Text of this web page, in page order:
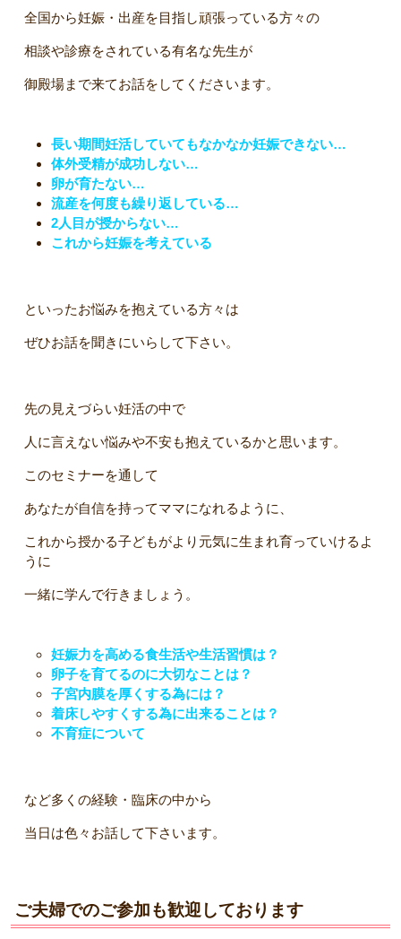
全国から妊娠・出産を目指し頑張っている方々の
相談や診療をされている有名な先生が
御殿場まで来てお話をしてくださいます。
長い期間妊活していてもなかなか妊娠できない…
体外受精が成功しない…
卵が育たない…
流産を何度も繰り返している…
2人目が授からない…
これから妊娠を考えている
といったお悩みを抱えている方々は
ぜひお話を聞きにいらして下さい。
先の見えづらい妊活の中で
人に言えない悩みや不安も抱えているかと思います。
このセミナーを通して
あなたが自信を持ってママになれるように、
これから授かる子どもがより元気に生まれ育っていけるよ
うに
一緒に学んで行きましょう。
妊娠力を高める食生活や生活習慣は？
卵子を育てるのに大切なことは？
子宮内膜を厚くする為には？
着床しやすくする為に出来ることは？
不育症について
など多くの経験・臨床の中から
当日は色々お話して下さいます。
ご夫婦でのご参加も歓迎しております